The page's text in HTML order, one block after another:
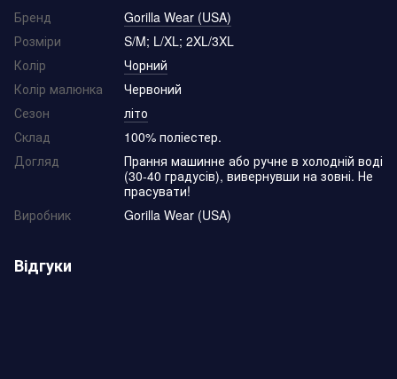
Бренд
Gorilla Wear (USA)
Розміри
S/M; L/XL; 2XL/3XL
Колір
Чорний
Колір малюнка
Червоний
Сезон
літо
Склад
100% поліестер.
Догляд
Прання машинне або ручне в холодній воді
(30-40 градусів), вивернувши на зовні. Не
прасувати!
Виробник
Gorilla Wear (USA)
Відгуки